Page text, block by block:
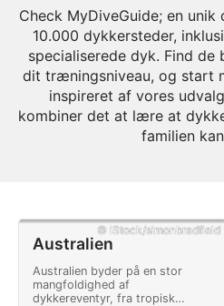
Check MyDiveGuide; en unik
10.000 dykkersteder,
specialiserede dyk. Find
dit træningsniveau, og start
inspireret af vores
kombiner det at lære at
familien
© iStock/simonbradfield
Australien
Australien byder på en stor
mangfoldighed af
dykkereventyr, fra tropisk